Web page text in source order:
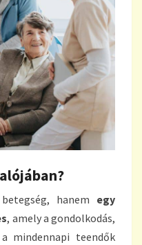
hanem egy
, amely a gondolkodás,
mindennapi teendők